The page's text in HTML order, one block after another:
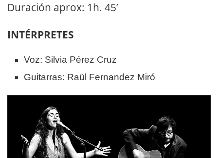
Duración aprox: 1h. 45’
INTÉRPRETES
Voz: Silvia Pérez Cruz
Guitarras: Raül Fernandez Miró